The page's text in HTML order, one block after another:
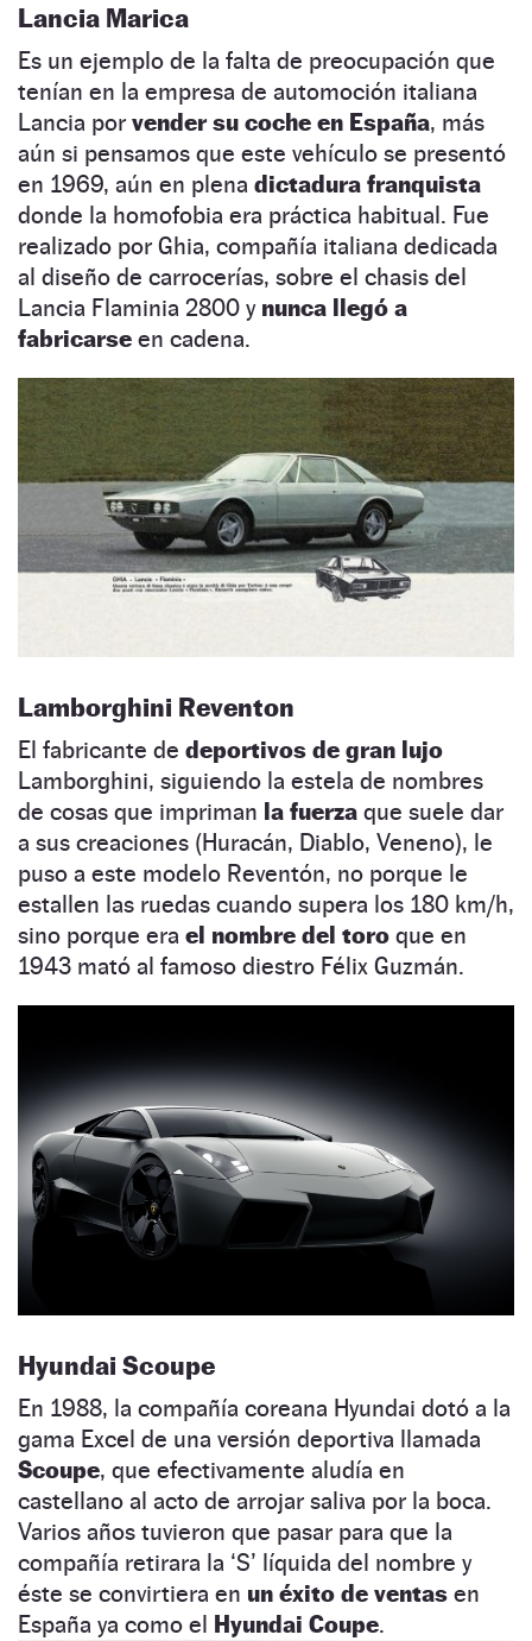
Lancia Marica
Es un ejemplo de la falta de preocupación que
tenían en la empresa de automoción italiana
Lancia por vender su coche en España, más
aún si pensamos que este vehículo se presentó
en 1969, aún en plena dictadura franquista
donde la homofobia era práctica habitual. Fue
realizado por Ghia, compañía italiana dedicada
al diseño de carrocerías, sobre el chasis del
Lancia Flaminia 2800 y nunca llegó a
fabricarse en cadena.
Lamborghini Reventon
El fabricante de deportivos de gran lujo
Lamborghini, siguiendo la estela de nombres
de cosas que impriman la fuerza que suele dar
a sus creaciones (Huracán, Diablo, Veneno), le
puso a este modelo Reventón, no porque le
estallen las ruedas cuando supera los 180 km/h,
sino porque era el nombre del toro que en
1943 mató al famoso diestro Félix Guzmán.
Hyundai Scoupe
En 1988, la compañía coreana Hyundai dotó a la
gama Excel de una versión deportiva llamada
Scoupe, que efectivamente aludía en
castellano al acto de arrojar saliva por la boca.
Varios años tuvieron que pasar para que la
compañía retirara la ‘S’ líquida del nombre y
éste se convirtiera en un éxito de ventas en
España ya como el Hyundai Coupe.